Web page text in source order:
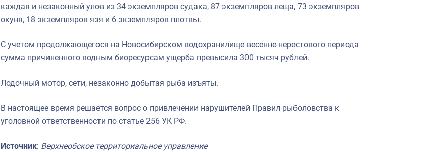
каждая и незаконный улов из 34 экземпляров судака, 87 экземпляров леща, 73 экземпляров
окуня, 18 экземпляров язя и 6 экземпляров плотвы.
С учетом продолжающегося на Новосибирском водохранилище весенне-нерестового периода
сумма причиненного водным биоресурсам ущерба превысила 300 тысяч рублей.
Лодочный мотор, сети, незаконно добытая рыба изъяты.
В настоящее время решается вопрос о привлечении нарушителей Правил рыболовства к
уголовной ответственности по статье 256 УК РФ.
Источник: Верхнеобское территориальное управление